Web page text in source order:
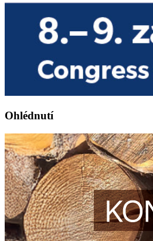
Ohlédnutí